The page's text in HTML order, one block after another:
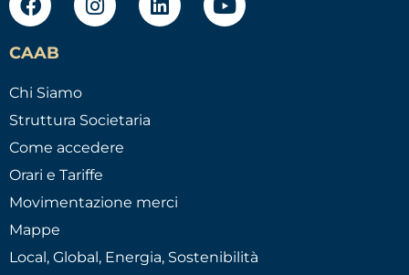
CAAB
Chi Siamo
Struttura Societaria
Come accedere
Orari e Tariffe
Movimentazione merci
Mappe
Local, Global, Energia, Sostenibilità